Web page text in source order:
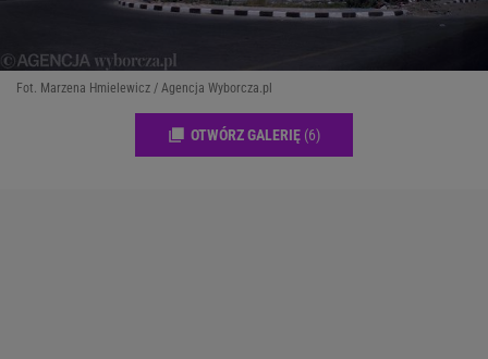
Fot. Marzena Hmielewicz / Agencja Wyborcza.pl
OTWÓRZ GALERIĘ (6)